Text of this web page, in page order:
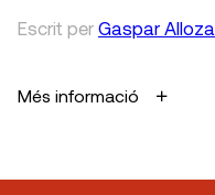
Escrit per Gaspar Alloza
Més informació